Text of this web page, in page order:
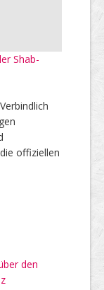
Shab-
offiziellen
den